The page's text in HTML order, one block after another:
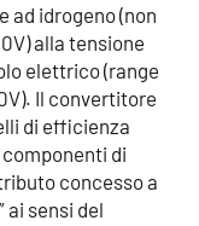
ad idrogeno (non
alla tensione
elettrico (range
Il convertitore
di efficienza
di
concesso a
ai sensi del